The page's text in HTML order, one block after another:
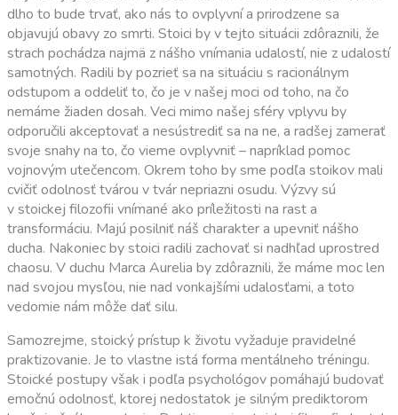
dlho to bude trvať, ako nás to ovplyvní a prirodzene sa
objavujú obavy zo smrti. Stoici by v tejto situácii zdôraznili, že
strach pochádza najmä z nášho vnímania udalostí, nie z udalostí
samotných. Radili by pozrieť sa na situáciu s racionálnym
odstupom a oddeliť to, čo je v našej moci od toho, na čo
nemáme žiaden dosah. Veci mimo našej sféry vplyvu by
odporučili akceptovať a nesústrediť sa na ne, a radšej zamerať
svoje snahy na to, čo vieme ovplyvniť – napríklad pomoc
vojnovým utečencom. Okrem toho by sme podľa stoikov mali
cvičiť odolnosť tvárou v tvár nepriazni osudu. Výzvy sú
v stoickej filozofii vnímané ako príležitosti na rast a
transformáciu. Majú posilniť náš charakter a upevniť nášho
ducha. Nakoniec by stoici radili zachovať si nadhľad uprostred
chaosu. V duchu Marca Aurelia by zdôraznili, že máme moc len
nad svojou mysľou, nie nad vonkajšími udalosťami, a toto
vedomie nám môže dať silu.
Samozrejme, stoický prístup k životu vyžaduje pravidelné
praktizovanie. Je to vlastne istá forma mentálneho tréningu.
Stoické postupy však i podľa psychológov pomáhajú budovať
emočnú odolnosť, ktorej nedostatok je silným prediktorom